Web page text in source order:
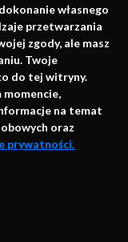
własnego
przetwarzania
zgody, ale masz
Twoje
do tej witryny.
momencie,
na temat
oraz
prywatności.